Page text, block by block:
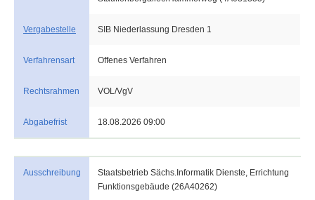
Vergabestelle SIB Niederlassung Dresden 1
Verfahrensart Offenes Verfahren
Rechtsrahmen VOL/VgV
Abgabefrist 18.08.2026 09:00
Ausschreibung
Staatsbetrieb Sächs.Informatik Dienste, Errichtung
Funktionsgebäude (26A40262)